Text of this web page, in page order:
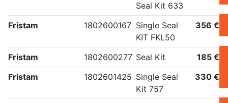
Seal Kit 633
Fristam 1802600167 Single Seal
KIT FKL50
356 €
Fristam 1802600277 Seal Kit
185 €
Fristam
1802601425 Single Seal
Kit 757
330 €